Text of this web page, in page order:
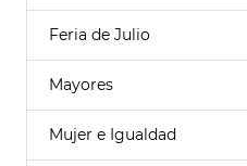
Feria de Julio
Mayores
Mujer e Igualdad